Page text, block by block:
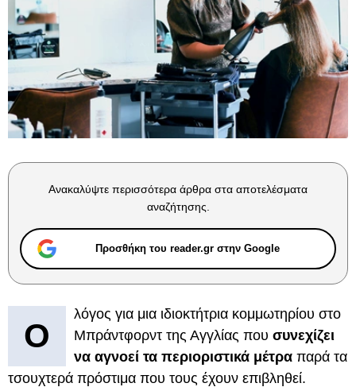
Ανακαλύψτε περισσότερα άρθρα στα αποτελέσματα
αναζήτησης.
Προσθήκη του reader.gr στην Google
Ο
λόγος για μια ιδιοκτήτρια κομμωτηρίου στο
Μπράντφορντ της Αγγλίας που συνεχίζει
να αγνοεί τα περιοριστικά μέτρα παρά τα
τσουχτερά πρόστιμα που τους έχουν επιβληθεί.